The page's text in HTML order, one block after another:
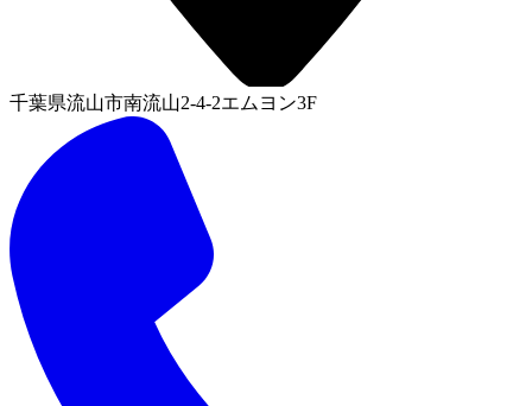
千葉県流山市南流山2-4-2エムヨン3F